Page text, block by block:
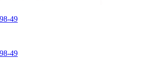
49
49